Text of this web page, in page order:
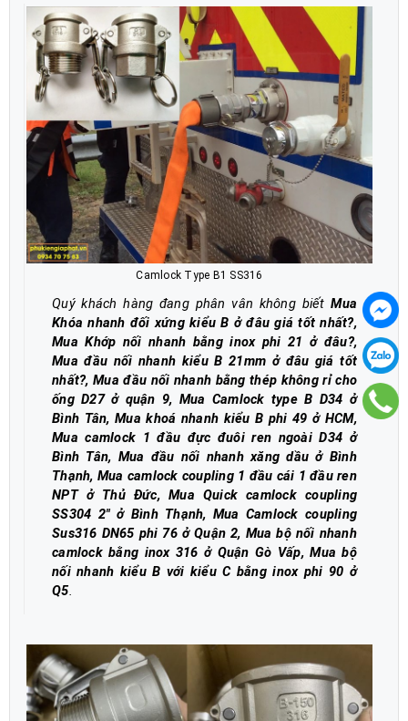
Camlock Type B1 SS316
Quý khách hàng đang phân vân không biếtMua
Khóa nhanh đối xứng kiểu B ở đâu giá tốt nhất?,
Mua Khớp nối nhanh bằng inox phi 21 ở đâu?,
Mua đầu nối nhanh kiểu B 21mm ở đâu giá tốt
nhất?, Mua đầu nối nhanh bằng thép không rỉ cho
ống D27 ở quận 9, Mua Camlock type B D34 ở
Bình Tân, Mua khoá nhanh kiểu B phi 49 ở HCM,
Mua camlock 1 đầu đực đuôi ren ngoài D34 ở
Bình Tân, Mua đầu nối nhanh xăng dầu ở Bình
Thạnh, Mua camlock coupling 1 đầu cái 1 đầu ren
NPT ở Thủ Đức, Mua Quick camlock coupling
SS304 2" ở Bình Thạnh, Mua Camlock coupling
Sus316 DN65 phi 76 ở Quận 2, Mua bộ nối nhanh
camlock bằng inox 316 ở Quận Gò Vấp, Mua bộ
nối nhanh kiểu B với kiểu C bằng inox phi 90 ở
Q5